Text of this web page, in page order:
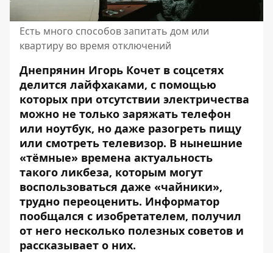
Есть много способов запитать дом или
квартиру во время отключений
Днепрянин Игорь Кочет в соцсетях
делится лайфхаками, с помощью
которых при отсутствии электричества
можно не только заряжать телефон
или ноутбук, но даже разогреть пищу
или смотреть телевизор. В нынешние
«тёмные» времена актуальность
такого ликбеза, которым могут
воспользоваться даже «чайники»,
трудно переоценить. Информатор
пообщался с изобретателем, получил
от него несколько полезных советов и
рассказывает о них.